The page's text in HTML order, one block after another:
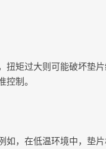
矩过大则可能破坏垫
制。
，在低温环境中，垫